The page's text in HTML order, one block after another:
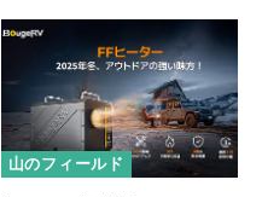
山のフィールド